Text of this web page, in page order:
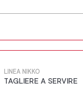
LINEA NIKKO
TAGLIERE A SERVIRE